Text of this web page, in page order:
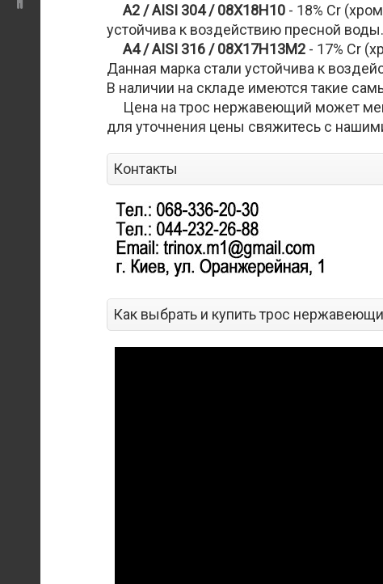
нержавеющие
надставки нержавеющие
А2 / АISI 304 / 08Х18Н10 - 18% Cr
устойчива к воздействию пресной воды.
A4 / АISI 316 / 08Х17Н13М2 - 17% Cr
Данная марка стали устойчива к
В наличии на складе имеются такие
Цена на трос нержавеющий может
для уточнения цены свяжитесь с
Контакты
Как выбрать и купить трос